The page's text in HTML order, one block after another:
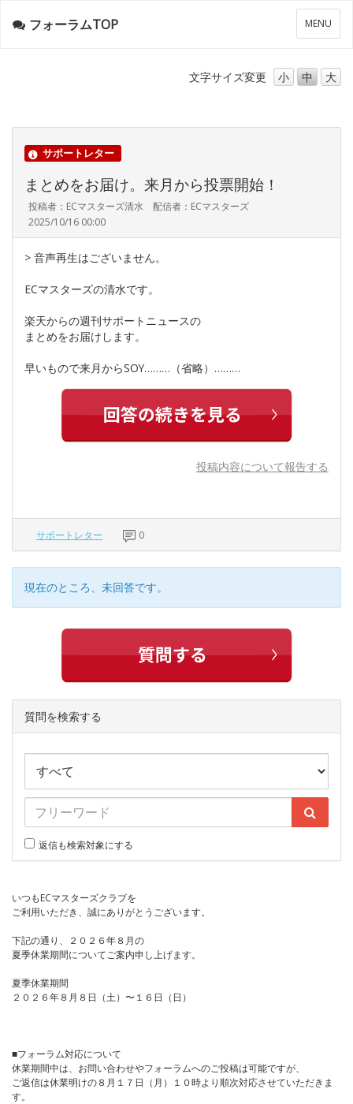
メ
ニ
ー
MENU
フォーラムTOP
文字サイズ変更 小 中 大
サポートレター
まとめをお届け。来月から投票開始！
投稿者：ECマスターズ清水 配信者：ECマスターズ
2025/10/16 00:00
> 音声再生はございません。
ECマスターズの清水です。
楽天からの週刊サポートニュースの
まとめをお届けします。
早いもので来月からSOY………（省略）………
投稿内容について報告する
サポートレター 0
現在のところ、未回答です。
質問を検索する
返信も検索対象にする
いつもECマスターズクラブを
ご利用いただき、誠にありがとうございます。
下記の通り、２０２６年８月の
夏季休業期間についてご案内申し上げます。
夏季休業期間
２０２６年８月８日（土）〜１６日（日）
■フォーラム対応について
休業期間中は、お問い合わせやフォーラムへのご投稿は可能ですが、
ご返信は休業明けの８月１７日（月）１０時より順次対応させていただきま
す。